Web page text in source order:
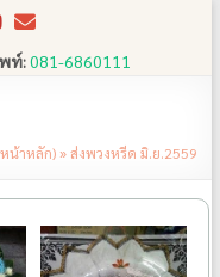
ท์:081-6860111
น้าหลัก)»ส่งพวงหรีด มิ.ย.2559